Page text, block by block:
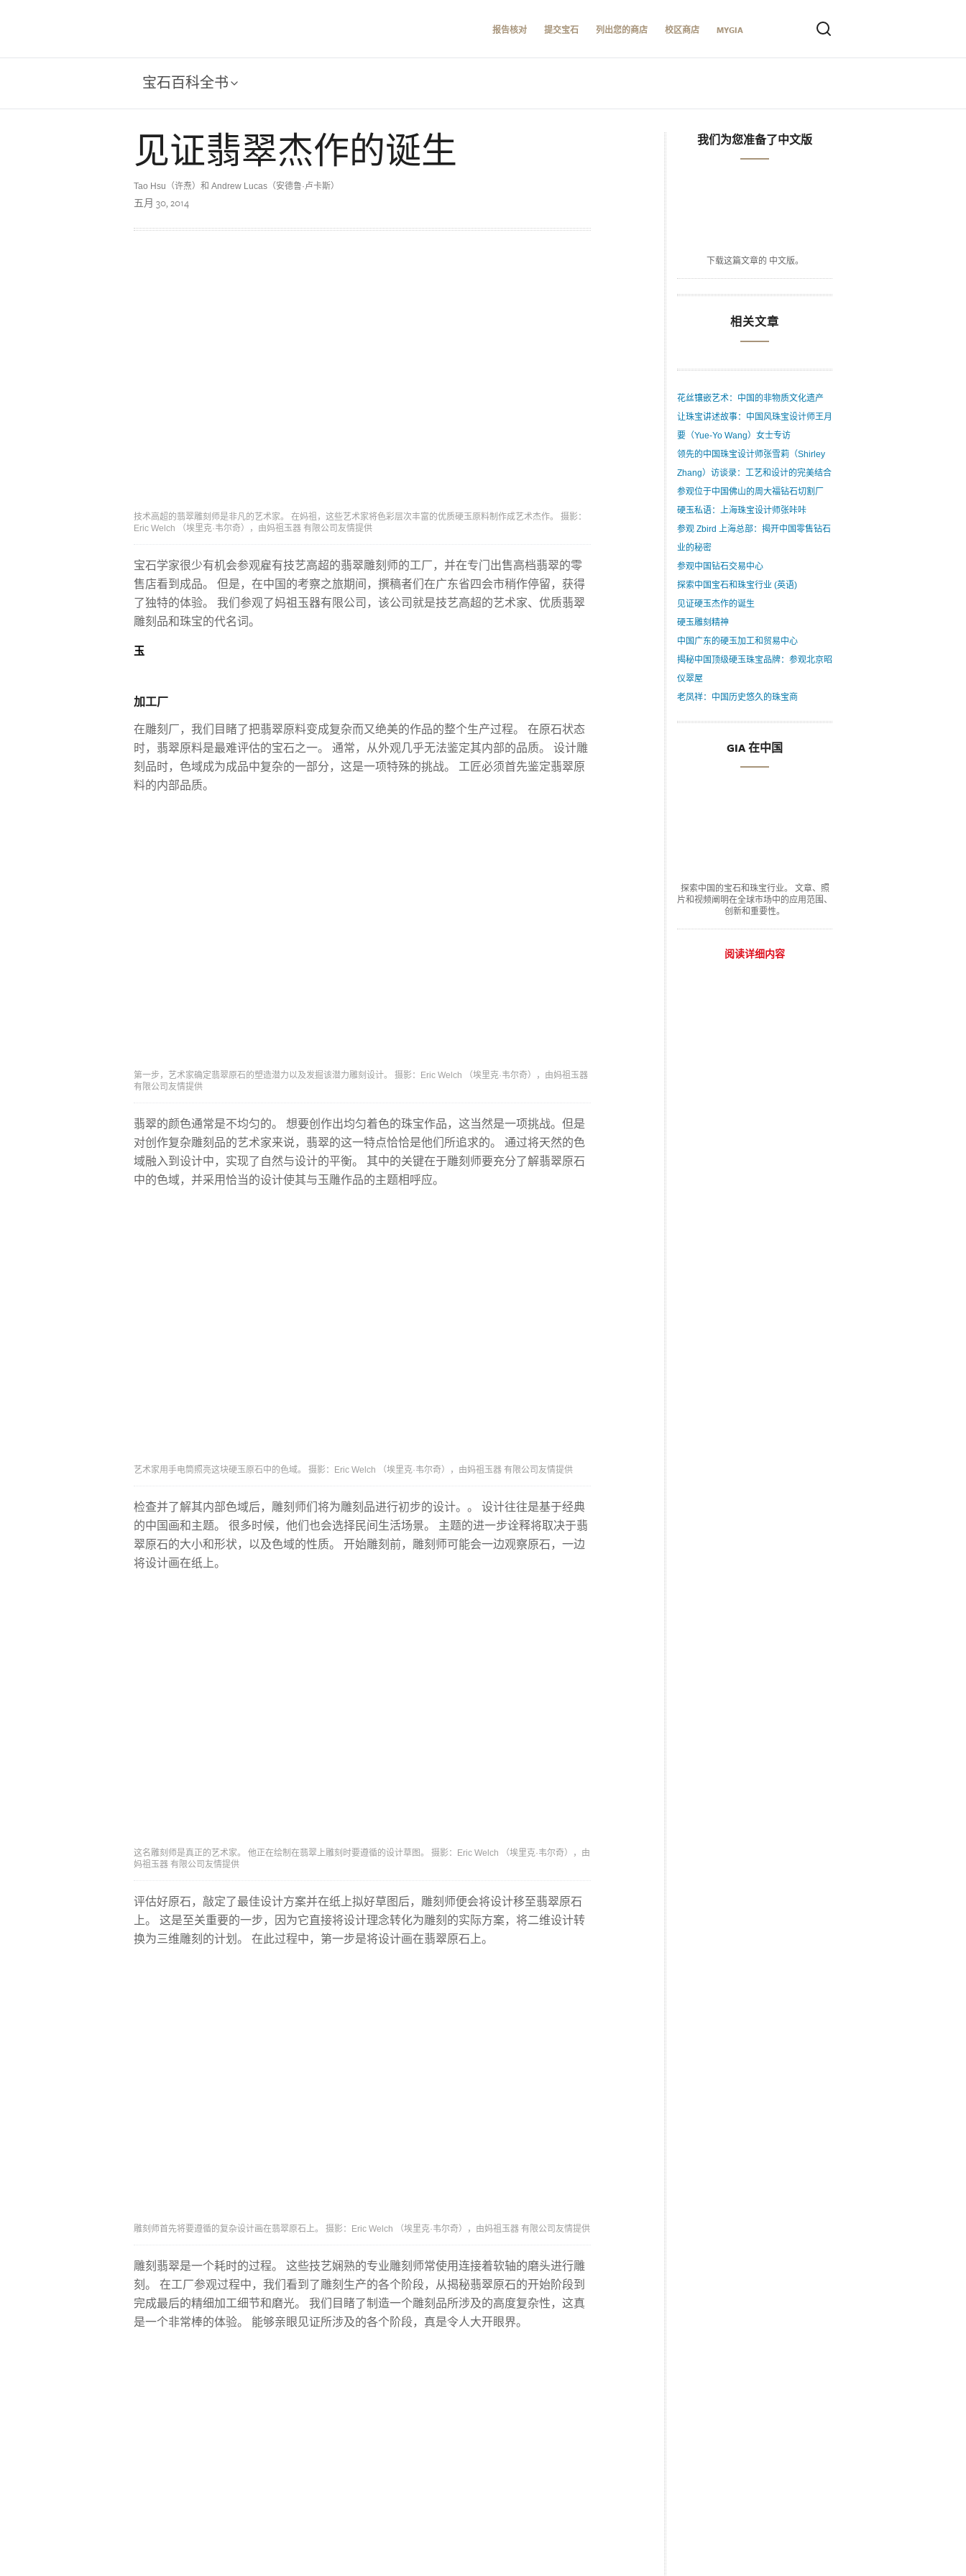
报告核对 提交宝石 列出您的商店 校区商店 MYGIA
宝石百科全书
见证翡翠杰作的诞生
Tao Hsu（许焘）和 Andrew Lucas（安德鲁·卢卡斯）
五月 30, 2014
技术高超的翡翠雕刻师是非凡的艺术家。 在妈祖，这些艺术家将色彩层次丰富的优质硬玉原料制作成艺术杰作。 摄影：
Eric Welch （埃里克·韦尔奇），由妈祖玉器 有限公司友情提供
宝石学家很少有机会参观雇有技艺高超的翡翠雕刻师的工厂，并在专门出售高档翡翠的零
售店看到成品。 但是，在中国的考察之旅期间，撰稿者们在广东省四会市稍作停留，获得
了独特的体验。 我们参观了妈祖玉器有限公司，该公司就是技艺高超的艺术家、优质翡翠
雕刻品和珠宝的代名词。
玉
加工厂
在雕刻厂，我们目睹了把翡翠原料变成复杂而又绝美的作品的整个生产过程。 在原石状态
时，翡翠原料是最难评估的宝石之一。 通常，从外观几乎无法鉴定其内部的品质。 设计雕
刻品时，色域成为成品中复杂的一部分，这是一项特殊的挑战。 工匠必须首先鉴定翡翠原
料的内部品质。
第一步，艺术家确定翡翠原石的塑造潜力以及发掘该潜力雕刻设计。 摄影：Eric Welch （埃里克·韦尔奇），由妈祖玉器
有限公司友情提供
翡翠的颜色通常是不均匀的。 想要创作出均匀着色的珠宝作品，这当然是一项挑战。但是
对创作复杂雕刻品的艺术家来说，翡翠的这一特点恰恰是他们所追求的。 通过将天然的色
域融入到设计中，实现了自然与设计的平衡。 其中的关键在于雕刻师要充分了解翡翠原石
中的色域，并采用恰当的设计使其与玉雕作品的主题相呼应。
艺术家用手电筒照亮这块硬玉原石中的色域。 摄影：Eric Welch （埃里克·韦尔奇），由妈祖玉器 有限公司友情提供
检查并了解其内部色域后，雕刻师们将为雕刻品进行初步的设计。。 设计往往是基于经典
的中国画和主题。 很多时候，他们也会选择民间生活场景。 主题的进一步诠释将取决于翡
翠原石的大小和形状，以及色域的性质。 开始雕刻前，雕刻师可能会一边观察原石，一边
将设计画在纸上。
这名雕刻师是真正的艺术家。 他正在绘制在翡翠上雕刻时要遵循的设计草图。 摄影：Eric Welch （埃里克·韦尔奇），由
妈祖玉器 有限公司友情提供
评估好原石，敲定了最佳设计方案并在纸上拟好草图后，雕刻师便会将设计移至翡翠原石
上。 这是至关重要的一步，因为它直接将设计理念转化为雕刻的实际方案，将二维设计转
换为三维雕刻的计划。 在此过程中，第一步是将设计画在翡翠原石上。
雕刻师首先将要遵循的复杂设计画在翡翠原石上。 摄影：Eric Welch （埃里克·韦尔奇），由妈祖玉器 有限公司友情提供
雕刻翡翠是一个耗时的过程。 这些技艺娴熟的专业雕刻师常使用连接着软轴的磨头进行雕
刻。 在工厂参观过程中，我们看到了雕刻生产的各个阶段，从揭秘翡翠原石的开始阶段到
完成最后的精细加工细节和磨光。 我们目睹了制造一个雕刻品所涉及的高度复杂性，这真
是一个非常棒的体验。 能够亲眼见证所涉及的各个阶段，真是令人大开眼界。
我们为您准备了中文版
下载这篇文章的 中文版。
相关文章
花丝镶嵌艺术：中国的非物质文化遗产
让珠宝讲述故事：中国风珠宝设计师王月
要（Yue-Yo Wang）女士专访
领先的中国珠宝设计师张雪莉（Shirley
Zhang）访谈录：工艺和设计的完美结合
参观位于中国佛山的周大福钻石切割厂
硬玉私语：上海珠宝设计师张咔咔
参观 Zbird 上海总部：揭开中国零售钻石
业的秘密
参观中国钻石交易中心
探索中国宝石和珠宝行业 (英语)
见证硬玉杰作的诞生
硬玉雕刻精神
中国广东的硬玉加工和贸易中心
揭秘中国顶级硬玉珠宝品牌：参观北京昭
仪翠屋
老凤祥：中国历史悠久的珠宝商
GIA 在中国
探索中国的宝石和珠宝行业。 文章、照
片和视频阐明在全球市场中的应用范围、
创新和重要性。
阅读详细内容